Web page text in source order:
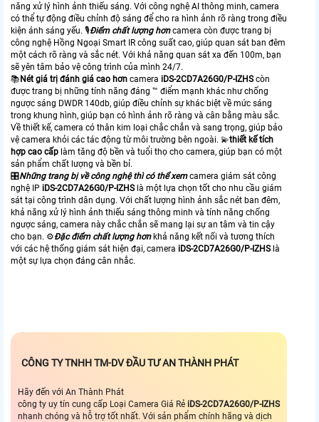
năng xử lý hình ảnh thiếu sáng. Với công nghệ AI thông minh, camera
có thể tự động điều chỉnh độ sáng để cho ra hình ảnh rõ ràng trong điều
kiện ánh sáng yếu. 🎙Điểm chất lượng hơncamera còn được trang bị
công nghệ Hồng Ngoại Smart IR công suất cao, giúp quan sát ban đêm
một cách rõ ràng và sắc nét. Với khả năng quan sát xa đến 100m, bạn
sẽ yên tâm bảo vệ công trình của mình 24/7.
📚Nét giá trị đánh giá cao hơn camera iDS-2CD7A26G0/P-IZHScòn
được trang bị những tính năng đáng ™️ điểm mạnh khác như chống
ngược sáng DWDR 140db, giúp điều chỉnh sự khác biệt về mức sáng
trong khung hình, giúp bạn có hình ảnh rõ ràng và cân bằng màu sắc.
Về thiết kế, camera có thân kim loại chắc chắn và sang trọng, giúp bảo
vệ camera khỏi các tác động từ môi trường bên ngoài. 💫thiết kế tích
hợp cao cấp làm tăng độ bền và tuổi thọ cho camera, giúp bạn có một
sản phẩm chất lượng và bền bỉ.
🎛Những trang bị về công nghệ thì có thể xemcamera giám sát công
nghệ IP iDS-2CD7A26G0/P-IZHS là một lựa chọn tốt cho nhu cầu giám
sát tại công trình dân dụng. Với chất lượng hình ảnh sắc nét ban đêm,
khả năng xử lý hình ảnh thiếu sáng thông minh và tính năng chống
ngược sáng, camera này chắc chắn sẽ mang lại sự an tâm và tin cậy
cho bạn. ⚙Đặc điểm chất lượng hơnkhả năng kết nối và tương thích
với các hệ thống giám sát hiện đại, camera iDS-2CD7A26G0/P-IZHS là
một sự lựa chọn đáng cân nhắc.
CÔNG TY TNHH TM-DV ĐẦU TƯ AN THÀNH PHÁT
Hãy đến với An Thành Phát
công ty uy tín cung cấp Loại Camera Giá Rẻ iDS-2CD7A26G0/P-IZHS
nhanh chóng và hỗ trợ tốt nhất. Với sản phẩm chính hãng và dịch